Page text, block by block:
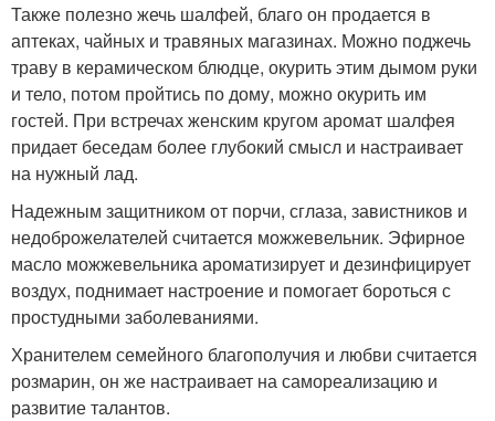
Также полезно жечь шалфей, благо он продается в
аптеках, чайных и травяных магазинах. Можно поджечь
траву в керамическом блюдце, окурить этим дымом руки
и тело, потом пройтись по дому, можно окурить им
гостей. При встречах женским кругом аромат шалфея
придает беседам более глубокий смысл и настраивает
на нужный лад.
Надежным защитником от порчи, сглаза, завистников и
недоброжелателей считается можжевельник. Эфирное
масло можжевельника ароматизирует и дезинфицирует
воздух, поднимает настроение и помогает бороться с
простудными заболеваниями.
Хранителем семейного благополучия и любви считается
розмарин, он же настраивает на самореализацию и
развитие талантов.